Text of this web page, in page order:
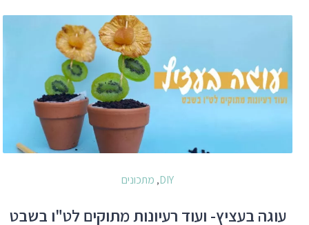
DIY
, מתכונים
עוגה בעציץ- ועוד רעיונות מתוקים לט"ו בשבט